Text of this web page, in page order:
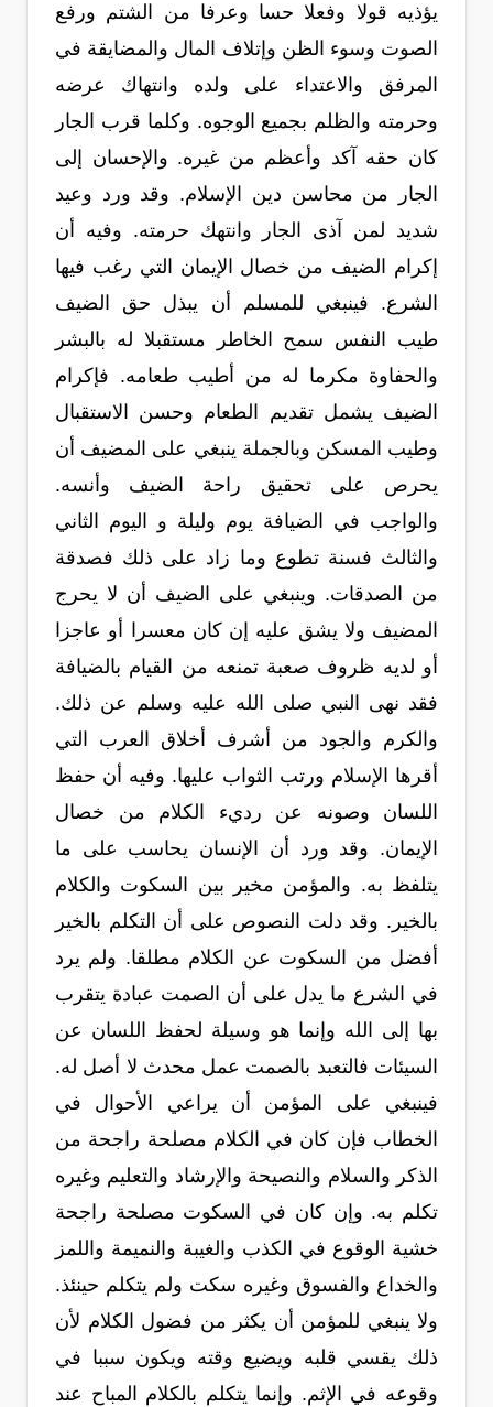
يؤذيه قولا وفعلا حسا وعرفا من الشتم ورفع
الصوت وسوء الظن وإتلاف المال والمضايقة في
المرفق والاعتداء على ولده وانتهاك عرضه
وحرمته والظلم بجميع الوجوه. وكلما قرب الجار
كان حقه آكد وأعظم من غيره. والإحسان إلى
الجار من محاسن دين الإسلام. وقد ورد وعيد
شديد لمن آذى الجار وانتهك حرمته. وفيه أن
إكرام الضيف من خصال الإيمان التي رغب فيها
الشرع. فينبغي للمسلم أن يبذل حق الضيف
طيب النفس سمح الخاطر مستقبلا له بالبشر
والحفاوة مكرما له من أطيب طعامه. فإكرام
الضيف يشمل تقديم الطعام وحسن الاستقبال
وطيب المسكن وبالجملة ينبغي على المضيف أن
يحرص على تحقيق راحة الضيف وأنسه.
والواجب في الضيافة يوم وليلة و اليوم الثاني
والثالث فسنة تطوع وما زاد على ذلك فصدقة
من الصدقات. وينبغي على الضيف أن لا يحرج
المضيف ولا يشق عليه إن كان معسرا أو عاجزا
أو لديه ظروف صعبة تمنعه من القيام بالضيافة
فقد نهى النبي صلى الله عليه وسلم عن ذلك.
والكرم والجود من أشرف أخلاق العرب التي
أقرها الإسلام ورتب الثواب عليها. وفيه أن حفظ
اللسان وصونه عن رديء الكلام من خصال
الإيمان. وقد ورد أن الإنسان يحاسب على ما
يتلفظ به. والمؤمن مخير بين السكوت والكلام
بالخير. وقد دلت النصوص على أن التكلم بالخير
أفضل من السكوت عن الكلام مطلقا. ولم يرد
في الشرع ما يدل على أن الصمت عبادة يتقرب
بها إلى الله وإنما هو وسيلة لحفظ اللسان عن
السيئات فالتعبد بالصمت عمل محدث لا أصل له.
فينبغي على المؤمن أن يراعي الأحوال في
الخطاب فإن كان في الكلام مصلحة راجحة من
الذكر والسلام والنصيحة والإرشاد والتعليم وغيره
تكلم به. وإن كان في السكوت مصلحة راجحة
خشية الوقوع في الكذب والغيبة والنميمة واللمز
والخداع والفسوق وغيره سكت ولم يتكلم حينئذ.
ولا ينبغي للمؤمن أن يكثر من فضول الكلام لأن
ذلك يقسي قلبه ويضيع وقته ويكون سببا في
وقوعه في الإثم. وإنما يتكلم بالكلام المباح عند